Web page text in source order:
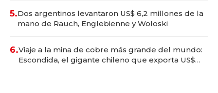
5.Dos argentinos levantaron US$ 6,2 millones de la
mano de Rauch, Englebienne y Woloski
6.Viaje a la mina de cobre más grande del mundo:
Escondida, el gigante chileno que exporta US$